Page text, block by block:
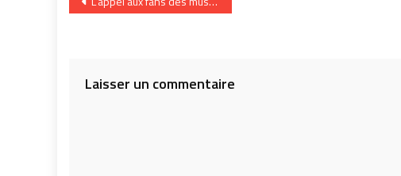
Laisser un commentaire